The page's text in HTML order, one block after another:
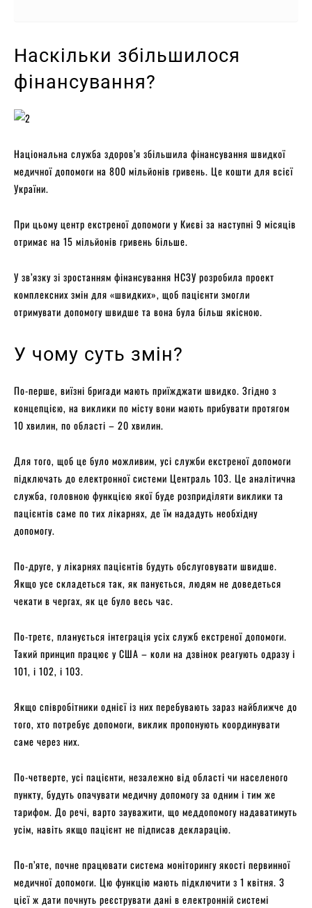
Наскільки збільшилося
фінансування?
Національна служба здоров’я збільшила фінансування швидкої
медичної допомоги на 800 мільйонів гривень. Це кошти для всієї
України.
При цьому центр екстреної допомоги у Києві за наступні 9 місяців
отримає на 15 мільйонів гривень більше.
У зв’язку зі зростанням фінансування НСЗУ розробила проект
комплексних змін для «швидких», щоб пацієнти змогли
отримувати допомогу швидше та вона була більш якісною.
У чому суть змін?
По-перше, виїзні бригади мають приїжджати швидко. Згідно з
концепцією, на виклики по місту вони мають прибувати протягом
10 хвилин, по області – 20 хвилин.
Для того, щоб це було можливим, усі служби екстреної допомоги
підключать до електронної системи Централь 103. Це аналітична
служба, головною функцією якої буде розприділяти виклики та
пацієнтів саме по тих лікарнях, де їм нададуть необхідну
допомогу.
По-друге, у лікарнях пацієнтів будуть обслуговувати швидше.
Якщо усе складеться так, як панується, людям не доведеться
чекати в чергах, як це було весь час.
По-третє, планується інтеграція усіх служб екстреної допомоги.
Такий принцип працює у США – коли на дзвінок реагують одразу і
101, і 102, і 103.
Якщо співробітники однієї із них перебувають зараз найближче до
того, хто потребує допомоги, виклик пропонують координувати
саме через них.
По-четверте, усі пацієнти, незалежно від області чи населеного
пункту, будуть опачувати медичну допомогу за одним і тим же
тарифом. До речі, варто зауважити, що меддопомогу надаватимуть
усім, навіть якщо пацієнт не підписав декларацію.
По-п’яте, почне працювати система моніторингу якості первинної
медичної допомоги. Цю функцію мають підключити з 1 квітня. З
цієї ж дати почнуть реєструвати дані в електронній системі